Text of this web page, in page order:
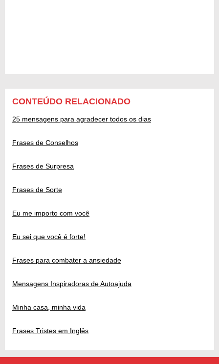
CONTEÚDO RELACIONADO
25 mensagens para agradecer todos os dias
Frases de Conselhos
Frases de Surpresa
Frases de Sorte
Eu me importo com você
Eu sei que você é forte!
Frases para combater a ansiedade
Mensagens Inspiradoras de Autoajuda
Minha casa, minha vida
Frases Tristes em Inglês